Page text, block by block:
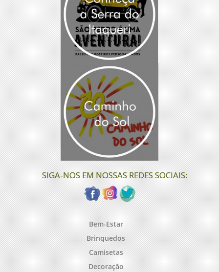
SIGA-NOS EM NOSSAS REDES SOCIAIS:
Bem-Estar
Brinquedos
Camisetas
Decoração